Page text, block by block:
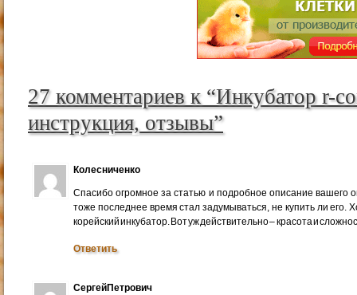
27 комментариев к “Инкубатор r-
инструкция, отзывы”
Колесниченко
Спасибо огромное за статью и подробное описание вашего
тоже последнее время стал задумываться, не купить ли
корейский инкубатор. Вот уж действительно – красота и
Ответить
СергейПетрович